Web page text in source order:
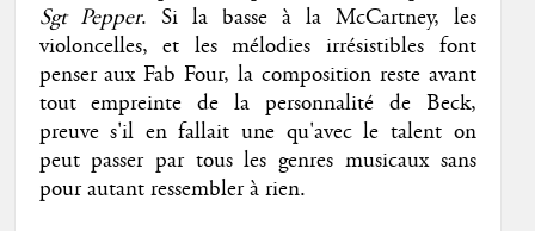
Sgt Pepper. Si la basse à la McCartney, les
violoncelles, et les mélodies irrésistibles font
penser aux Fab Four, la composition reste avant
tout empreinte de la personnalité de Beck,
preuve s'il en fallait une qu'avec le talent on
peut passer par tous les genres musicaux sans
pour autant ressembler à rien.